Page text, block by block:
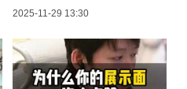
2025-11-29 13:30